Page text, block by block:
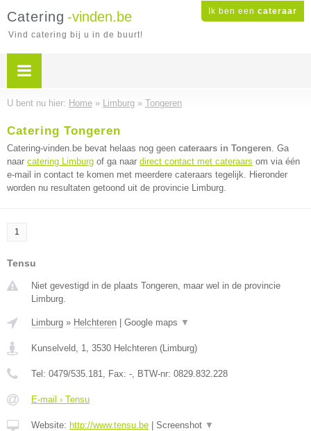
Ik ben een cateraar
Catering -vinden.be
Vind catering bij u in de buurt!
U bent nu hier: Home » Limburg » Tongeren
Catering Tongeren
Catering-vinden.be bevat helaas nog geen cateraars in Tongeren. Ga
naar catering Limburg of ga naar direct contact met cateraars om via één
e-mail in contact te komen met meerdere cateraars tegelijk. Hieronder
worden nu resultaten getoond uit de provincie Limburg.
1
Tensu
Niet gevestigd in de plaats Tongeren, maar wel in de provincie
Limburg.
Limburg » Helchteren Google maps ▼
Kunselveld, 1, 3530 Helchteren (Limburg)
Tel: 0479/535.181, Fax: -, BTW-nr: 0829.832.228
E-mail › Tensu
Website: http://www.tensu.be Screenshot ▼